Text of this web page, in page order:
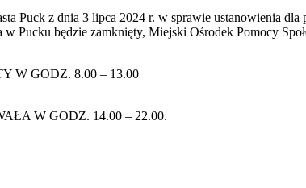
Puck z dnia 3 lipca 2024 r. w sprawie ustanowienia
Pucku będzie zamknięty, Miejski Ośrodek Pomocy
W GODZ. 8.00 – 13.00
W GODZ. 14.00 – 22.00.